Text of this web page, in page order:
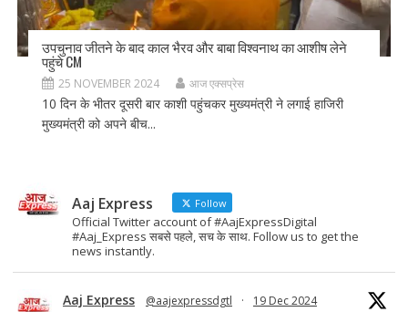
उपचुनाव जीतने के बाद काल भैरव और बाबा विश्वनाथ का आशीष लेने
पहुंचे CM
25 NOVEMBER 2024 आज एक्सप्रेस
10 दिन के भीतर दूसरी बार काशी पहुंचकर मुख्यमंत्री ने लगाई हाजिरी
मुख्यमंत्री को अपने बीच...
Aaj Express Follow
Official Twitter account of #AajExpressDigital
#Aaj_Express सबसे पहले, सच के साथ. Follow us to get the
news instantly.
Aaj Express @aajexpressdgtl · 19 Dec 2024